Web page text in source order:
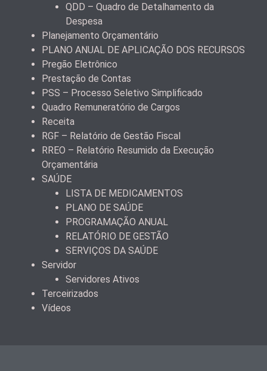
QDD – Quadro de Detalhamento da
Despesa
Planejamento Orçamentário
PLANO ANUAL DE APLICAÇÃO DOS RECURSOS
Pregão Eletrônico
Prestação de Contas
PSS – Processo Seletivo Simplificado
Quadro Remuneratório de Cargos
Receita
RGF – Relatório de Gestão Fiscal
RREO – Relatório Resumido da Execução
Orçamentária
SAÚDE
LISTA DE MEDICAMENTOS
PLANO DE SAÚDE
PROGRAMAÇÃO ANUAL
RELATÓRIO DE GESTÃO
SERVIÇOS DA SAÚDE
Servidor
Servidores Ativos
Terceirizados
Vídeos